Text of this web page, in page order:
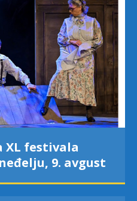
XL festivala
9. avgust